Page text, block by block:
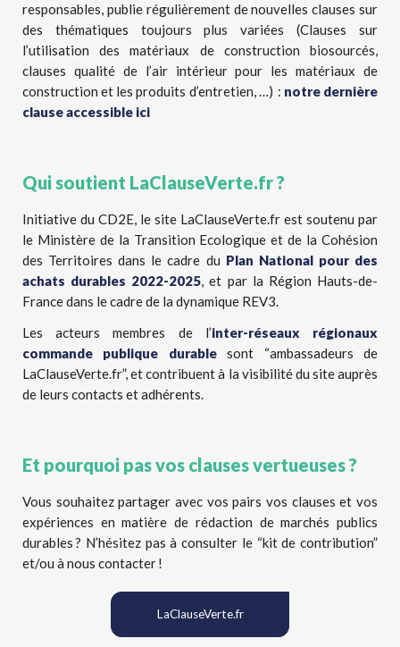
responsables, publie régulièrement de nouvelles clauses sur
des thématiques toujours plus variées (Clauses sur
l’utilisation des matériaux de construction biosourcés,
clauses qualité de l’air intérieur pour les matériaux de
construction et les produits d’entretien,…) : notre dernière
clause accessible ici
Qui soutient LaClauseVerte.fr ?
Initiative du CD2E, le site LaClauseVerte.fr est soutenu par
le Ministère de la Transition Ecologique et de la Cohésion
des Territoires dans le cadre du Plan National pour des
achats durables 2022-2025, et par la Région Hauts-de-
France dans le cadre de la dynamique REV3.
Les acteurs membres de l’inter-réseaux régionaux
commande publique durablesont “ambassadeurs de
LaClauseVerte.fr”, et contribuent à la visibilité du site auprès
de leurs contacts et adhérents.
Et pourquoi pas vos clauses vertueuses ?
Vous souhaitez partager avec vos pairs vos clauses et vos
expériences en matière de rédaction de marchés publics
durables ? N’hésitez pas à consulter le “kit de contribution”
et/ou à nous contacter !
LaClauseVerte.fr